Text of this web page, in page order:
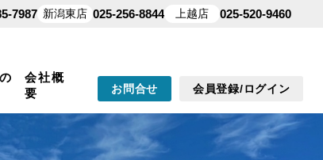
会社概
要
お問合せ 会員登録/ログイン
7987 新潟東店 025-256-8844 上越店 025-520-9460